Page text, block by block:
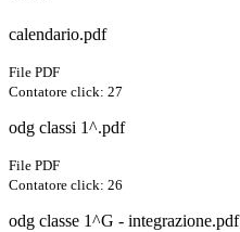
calendario.pdf
File PDF
Contatore click: 27
odg classi 1^.pdf
File PDF
Contatore click: 26
odg classe 1^G - integrazione.pdf